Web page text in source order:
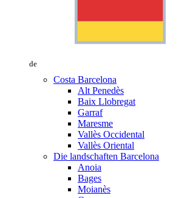
de
Costa Barcelona
Alt Penedès
Baix Llobregat
Garraf
Maresme
Vallès Occidental
Vallès Oriental
Die landschaften Barcelona
Anoia
Bages
Moianès